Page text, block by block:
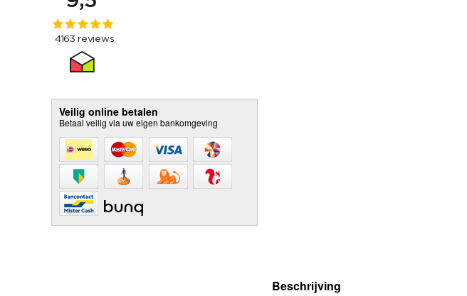
Veilig online betalen
Betaal veilig via uw eigen bankomgeving
Beschrijving